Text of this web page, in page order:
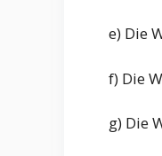
e) Die
f) Die
g) Die